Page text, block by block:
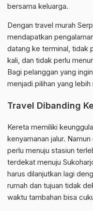
bersama keluarga.
Dengan travel murah
mendapatkan
datang ke terminal, tidak
kali, dan tidak perlu
Bagi pelanggan yang
menjadi pilihan yang lebih
Travel Dibanding
Kereta memiliki
kenyamanan jalur.
perlu menuju stasiun
terdekat menuju
harus dilanjutkan lagi
rumah dan tujuan tidak
waktu tambahan bisa